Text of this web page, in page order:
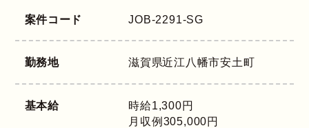
案件コード JOB-2291-SG
勤務地 滋賀県近江八幡市安土町
基本給
時給1,300円
月収例305,000円